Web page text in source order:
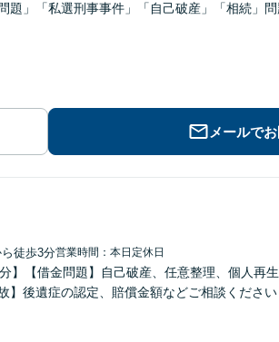
題」「私選刑事事件」「自己破産」「相続」問
メールで
徒歩3分営業時間：本日定休日
】【借金問題】自己破産、任意整理、個人再
】後遺症の認定、賠償金額などご相談くださ